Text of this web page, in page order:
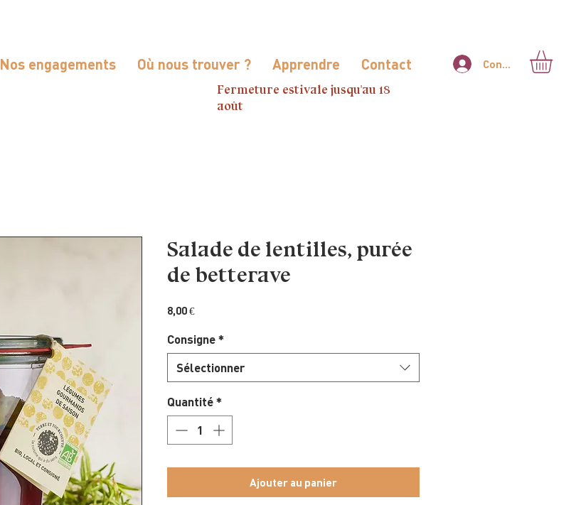
Nos engagements Où nous trouver ? Apprendre Contact
Fermeture estivale jusqu'au 18
août
Connexion
Salade de lentilles, purée
de betterave
8,00 €Prix
Consigne*
Sélectionner
Quantité*
Ajouter au panier